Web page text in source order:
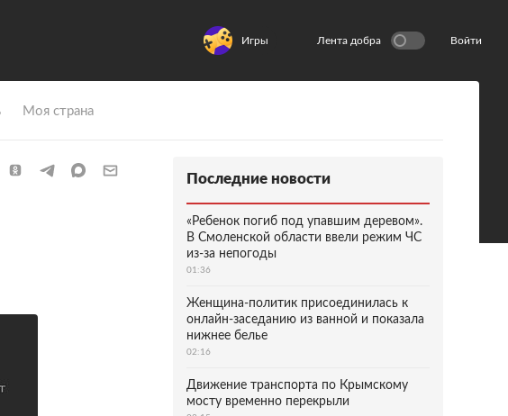
Игры Лента добра Войти
Моя страна
Последние новости
«Ребенок погиб под упавшим деревом».
В Смоленской области ввели режим ЧС
из-за непогоды
01:36
Женщина-политик присоединилась к
онлайн-заседанию из ванной и показала
нижнее белье
02:16
Движение транспорта по Крымскому
мосту временно перекрыли